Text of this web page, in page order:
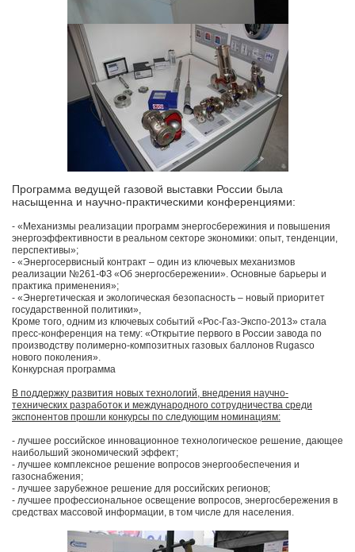
Программа ведущей газовой выставки России была
насыщенна и научно-практическими конференциями:
- «Механизмы реализации программ энергосбережиния и повышения
энергоэффективности в реальном секторе экономики: опыт, тенденции,
перспективы»;
- «Энергосервисный контракт – один из ключевых механизмов
реализации №261-ФЗ «Об энергосбережении». Основные барьеры и
практика применения»;
- «Энергетическая и экологическая безопасность – новый приоритет
государственной политики»,
Кроме того, одним из ключевых событий «Рос-Газ-Экспо-2013» стала
пресс-конференция на тему: «Открытие первого в России завода по
производству полимерно-композитных газовых баллонов Rugasco
нового поколения».
Конкурсная программа
В поддержку развития новых технологий, внедрения научно-
технических разработок и международного сотрудничества среди
экспонентов прошли конкурсы по следующим номинациям:
- лучшее российское инновационное технологическое решение, дающее
наибольший экономический эффект;
- лучшее комплексное решение вопросов энергообеспечения и
газоснабжения;
- лучшее зарубежное решение для российских регионов;
- лучшее профессиональное освещение вопросов, энергосбережения в
средствах массовой информации, в том числе для населения.